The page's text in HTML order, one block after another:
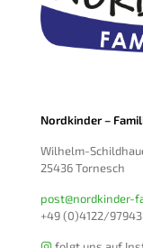
Nordkinder –
Wilhelm-
25436 Tornesch
post@nordkinder-
+49 (0)4122/